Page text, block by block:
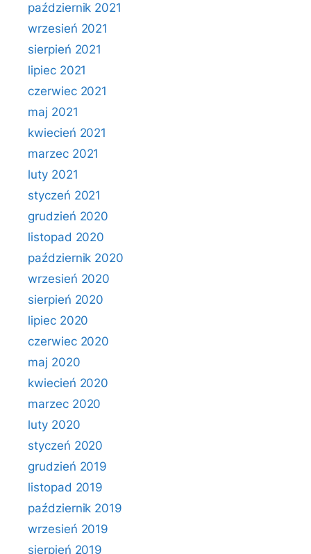
październik 2021
wrzesień 2021
sierpień 2021
lipiec 2021
czerwiec 2021
maj 2021
kwiecień 2021
marzec 2021
luty 2021
styczeń 2021
grudzień 2020
listopad 2020
październik 2020
wrzesień 2020
sierpień 2020
lipiec 2020
czerwiec 2020
maj 2020
kwiecień 2020
marzec 2020
luty 2020
styczeń 2020
grudzień 2019
listopad 2019
październik 2019
wrzesień 2019
sierpień 2019